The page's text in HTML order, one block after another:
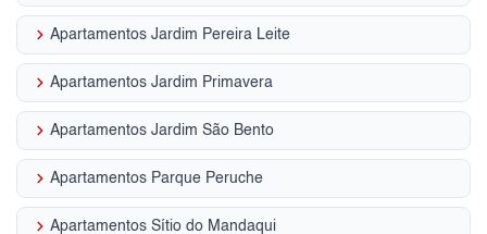
keyboard_arrow_right Apartamentos Jardim Pereira Leite
keyboard_arrow_right Apartamentos Jardim Primavera
keyboard_arrow_right Apartamentos Jardim São Bento
keyboard_arrow_right Apartamentos Parque Peruche
keyboard_arrow_right Apartamentos Sítio do Mandaqui